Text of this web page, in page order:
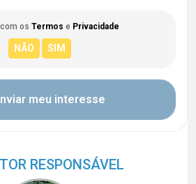
os Termos e Privacidade
meu interesse
RESPONSÁVEL